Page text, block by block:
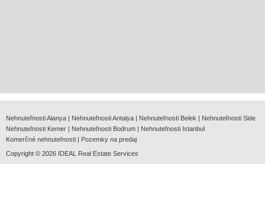
Nehnuteľnosti Alanya | Nehnuteľnosti Antalya | Nehnuteľnosti Belek | Nehnuteľnosti Side
Nehnuteľnosti Kemer | Nehnuteľnosti Bodrum | Nehnuteľnosti Istanbul
Komerčné nehnuteľnosti | Pozemky na predaj
Copyright © 2026 IDEAL Real Estate Services